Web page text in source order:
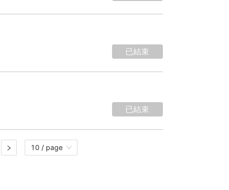
已結束
已結束
10 / page